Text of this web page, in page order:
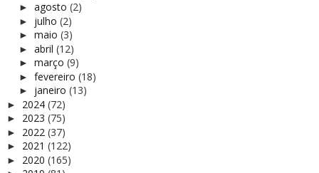
► agosto (2)
► julho (2)
► maio (3)
► abril (12)
► março (9)
► fevereiro (18)
► janeiro (13)
► 2024 (72)
► 2023 (75)
► 2022 (37)
► 2021 (122)
► 2020 (165)